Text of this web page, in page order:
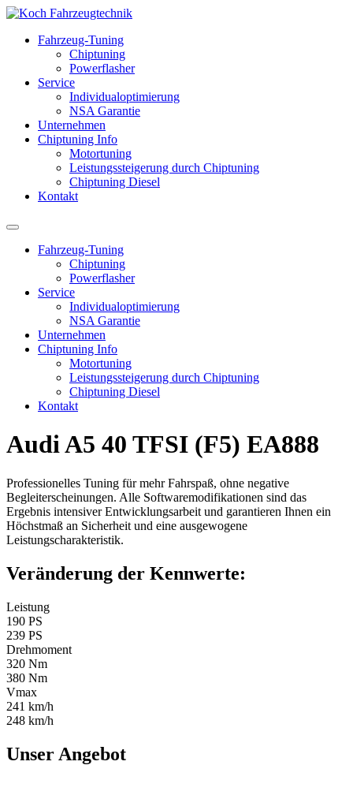
Fahrzeug-Tuning
Chiptuning
Powerflasher
Service
Individualoptimierung
NSA Garantie
Unternehmen
Chiptuning Info
Motortuning
Leistungssteigerung durch Chiptuning
Chiptuning Diesel
Kontakt
Fahrzeug-Tuning
Chiptuning
Powerflasher
Service
Individualoptimierung
NSA Garantie
Unternehmen
Chiptuning Info
Motortuning
Leistungssteigerung durch Chiptuning
Chiptuning Diesel
Kontakt
Audi A5 40 TFSI (F5) EA888
Professionelles Tuning für mehr Fahrspaß, ohne negative
Begleiterscheinungen. Alle Softwaremodifikationen sind das
Ergebnis intensiver Entwicklungsarbeit und garantieren Ihnen ein
Höchstmaß an Sicherheit und eine ausgewogene
Leistungscharakteristik.
Veränderung der Kennwerte:
Leistung
190 PS
239 PS
Drehmoment
320 Nm
380 Nm
Vmax
241 km/h
248 km/h
Unser Angebot